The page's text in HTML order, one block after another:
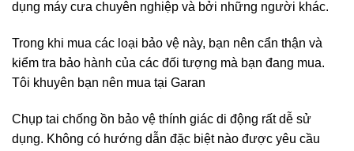
dụng máy cưa chuyên nghiệp và bởi những người khác.
Trong khi mua các loại bảo vệ này, bạn nên cẩn thận và
kiểm tra bảo hành của các đối tượng mà bạn đang mua.
Tôi khuyên bạn nên mua tại Garan
Chụp tai chống ồn bảo vệ thính giác di động rất dễ sử
dụng. Không có hướng dẫn đặc biệt nào được yêu cầu